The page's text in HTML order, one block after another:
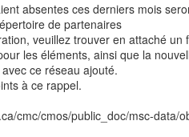
absentes ces derniers mois
de partenaires
veuillez trouver en attaché un
les éléments, ainsi que la
ce réseau ajouté.
à ce rappel.
cmc/cmos/public_doc/msc-data/